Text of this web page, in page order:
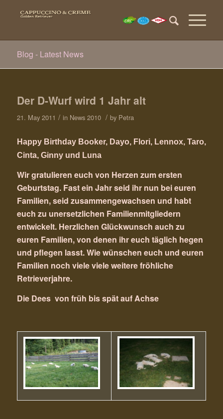
Blog - Latest News
Der D-Wurf wird 1 Jahr alt
21. May 2011 / in News 2010 / by Petra
Happy Birthday Booker, Dayo, Flori, Lennox, Taro,
Cinta, Ginny und Luna
Wir gratulieren euch von Herzen zum ersten
Geburtstag. Fast ein Jahr seid ihr nun bei euren
Familien, seid zusammengewachsen und habt
euch zu unersetzlichen Familienmitgliedern
entwickelt. Herzlichen Glückwunsch auch zu
euren Familien, von denen ihr euch täglich hegen
und pflegen lasst. Wie wünschen euch und euren
Familien noch viele viele weitere fröhliche
Retrieverjahre.
Die Dees von früh bis spät auf Achse